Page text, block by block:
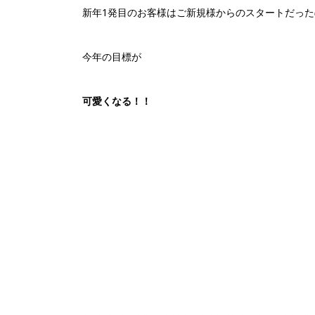
新年1発目のお客様はご新規様からのスタートだった
今年の目標が
可愛くなる！！